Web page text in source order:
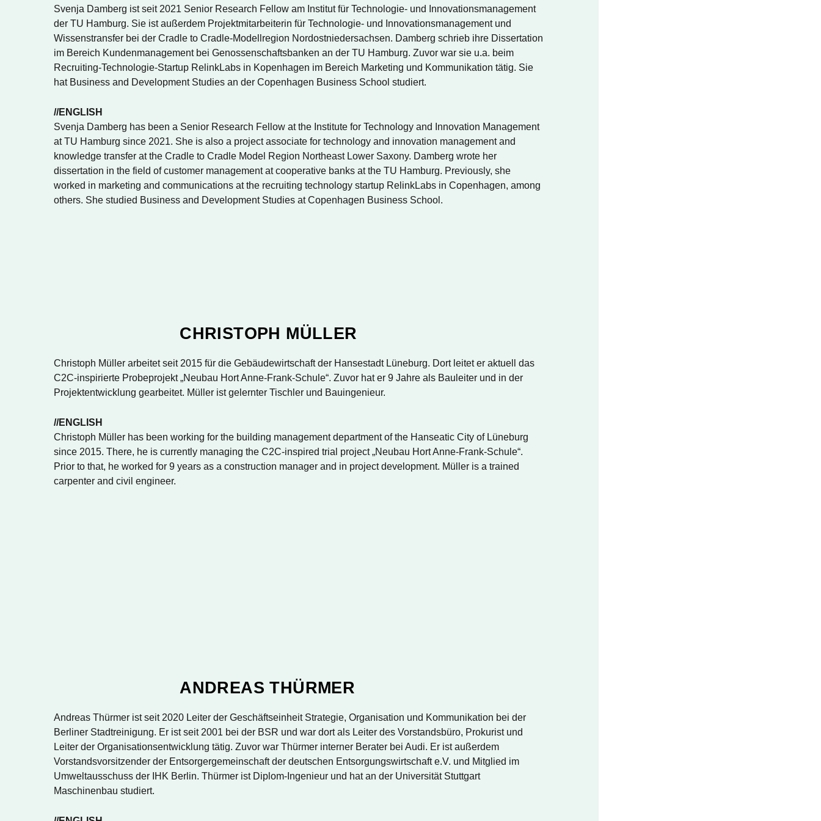
Svenja Damberg ist seit 2021 Senior Research Fellow am Institut für Technologie- und Innovationsmanagement
der TU Hamburg. Sie ist außerdem Projektmitarbeiterin für Technologie- und Innovationsmanagement und
Wissenstransfer bei der Cradle to Cradle-Modellregion Nordostniedersachsen. Damberg schrieb ihre Dissertation
im Bereich Kundenmanagement bei Genossenschaftsbanken an der TU Hamburg. Zuvor war sie u.a. beim
Recruiting-Technologie-Startup RelinkLabs in Kopenhagen im Bereich Marketing und Kommunikation tätig. Sie
hat Business and Development Studies an der Copenhagen Business School studiert.
//ENGLISH
Svenja Damberg has been a Senior Research Fellow at the Institute for Technology and Innovation Management
at TU Hamburg since 2021. She is also a project associate for technology and innovation management and
knowledge transfer at the Cradle to Cradle Model Region Northeast Lower Saxony. Damberg wrote her
dissertation in the field of customer management at cooperative banks at the TU Hamburg. Previously, she
worked in marketing and communications at the recruiting technology startup RelinkLabs in Copenhagen, among
others. She studied Business and Development Studies at Copenhagen Business School.
CHRISTOPH MÜLLER
Christoph Müller arbeitet seit 2015 für die Gebäudewirtschaft der Hansestadt Lüneburg. Dort leitet er aktuell das
C2C-inspirierte Probeprojekt „Neubau Hort Anne-Frank-Schule“. Zuvor hat er 9 Jahre als Bauleiter und in der
Projektentwicklung gearbeitet. Müller ist gelernter Tischler und Bauingenieur.
//ENGLISH
Christoph Müller has been working for the building management department of the Hanseatic City of Lüneburg
since 2015. There, he is currently managing the C2C-inspired trial project „Neubau Hort Anne-Frank-Schule“.
Prior to that, he worked for 9 years as a construction manager and in project development. Müller is a trained
carpenter and civil engineer.
ANDREAS THÜRMER
Andreas Thürmer ist seit 2020 Leiter der Geschäftseinheit Strategie, Organisation und Kommunikation bei der
Berliner Stadtreinigung. Er ist seit 2001 bei der BSR und war dort als Leiter des Vorstandsbüro, Prokurist und
Leiter der Organisationsentwicklung tätig. Zuvor war Thürmer interner Berater bei Audi. Er ist außerdem
Vorstandsvorsitzender der Entsorgergemeinschaft der deutschen Entsorgungswirtschaft e.V. und Mitglied im
Umweltausschuss der IHK Berlin. Thürmer ist Diplom-Ingenieur und hat an der Universität Stuttgart
Maschinenbau studiert.